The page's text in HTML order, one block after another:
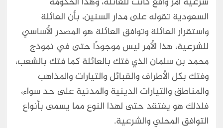
السعودية تقوله على مدار السنين، بأن العائلة
واستقرار العائلة وتوافق العائلة هو المصدر الأساسي
للشرعية، هذا الأمر ليس موجودًا حتى في نموذج
محمد بن سلمان الذي فتك بالعائلة كما فتك بالشعب،
وفتك بكل الأطراف والقبائل والتيارات والمذاهب
والمناطق والتيارات الدينية والمدنية على حد سواء،
فلذلك هو يفتقد حتى لهذا النوع مما يسمى بأنواع
التوافق المحلي والشرعية.